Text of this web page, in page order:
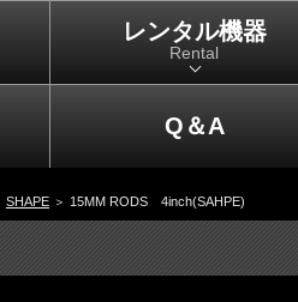
レンタル機器
Rental
Q＆A
SHAPE ＞ 15MM RODS 4inch(SAHPE)